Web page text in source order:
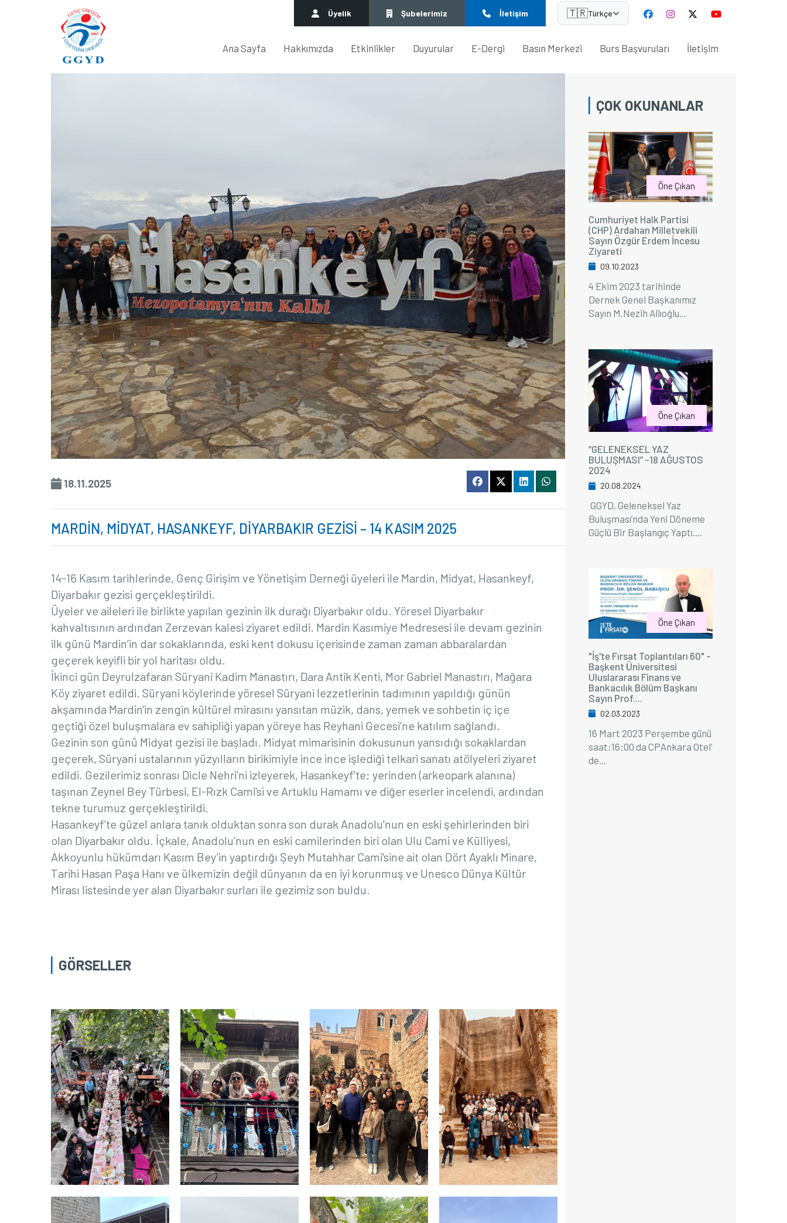
Üyelik Şubelerimiz İletişim 🇹🇷Türkçe
Ana Sayfa Hakkımızda Etkinlikler Duyurular E-Dergi Basın Merkezi Burs Başvuruları İletişim
18.11.2025
MARDİN, MİDYAT, HASANKEYF, DİYARBAKIR GEZİSİ – 14 KASIM 2025
14-16 Kasım tarihlerinde, Genç Girişim ve Yönetişim Derneği üyeleri ile Mardin, Midyat, Hasankeyf,
Diyarbakır gezisi gerçekleştirildi.
Üyeler ve aileleri ile birlikte yapılan gezinin ilk durağı Diyarbakır oldu. Yöresel Diyarbakır
kahvaltısının ardından Zerzevan kalesi ziyaret edildi. Mardin Kasımiye Medresesi ile devam gezinin
ilk günü Mardin’in dar sokaklarında, eski kent dokusu içerisinde zaman zaman abbaralardan
geçerek keyifli bir yol haritası oldu.
İkinci gün Deyrulzafaran Süryani Kadim Manastırı, Dara Antik Kenti, Mor Gabriel Manastırı, Mağara
Köy ziyaret edildi. Süryani köylerinde yöresel Süryani lezzetlerinin tadımının yapıldığı günün
akşamında Mardin'in zengin kültürel mirasını yansıtan müzik, dans, yemek ve sohbetin iç içe
geçtiği özel buluşmalara ev sahipliği yapan yöreye has Reyhani Gecesi’ne katılım sağlandı.
Gezinin son günü Midyat gezisi ile başladı. Midyat mimarisinin dokusunun yansıdığı sokaklardan
geçerek, Süryani ustalarının yüzyılların birikimiyle ince ince işlediği telkari sanatı atölyeleri ziyaret
edildi. Gezilerimiz sonrası Dicle Nehri’ni izleyerek, Hasankeyf'te; yerinden (arkeopark alanına)
taşınan Zeynel Bey Türbesi, El-Rızk Cami'si ve Artuklu Hamamı ve diğer eserler incelendi, ardından
tekne turumuz gerçekleştirildi.
Hasankeyf’te güzel anlara tanık olduktan sonra son durak Anadolu'nun en eski şehirlerinden biri
olan Diyarbakır oldu. İçkale, Anadolu’nun en eski camilerinden biri olan Ulu Cami ve Külliyesi,
Akkoyunlu hükümdarı Kasım Bey’in yaptırdığı Şeyh Mutahhar Cami'sine ait olan Dört Ayaklı Minare,
Tarihi Hasan Paşa Hanı ve ülkemizin değil dünyanın da en iyi korunmuş ve Unesco Dünya Kültür
Mirası listesinde yer alan Diyarbakır surları ile gezimiz son buldu.
GÖRSELLER
ÇOK OKUNANLAR
Öne Çıkan
Cumhuriyet Halk Partisi
(CHP) Ardahan Milletvekili
Sayın Özgür Erdem İncesu
Ziyareti
09.10.2023
4 Ekim 2023 tarihinde
Dernek Genel Başkanımız
Sayın M.Nezih Allıoğlu...
Öne Çıkan
“GELENEKSEL YAZ
BULUŞMASI” -18 AĞUSTOS
2024
20.08.2024
GGYD, Geleneksel Yaz
Buluşması’nda Yeni Döneme
Güçlü Bir Başlangıç Yaptı....
Öne Çıkan
"İş'te Fırsat Toplantıları 60" -
Başkent Üniversitesi
Uluslararası Finans ve
Bankacılık Bölüm Başkanı
Sayın Prof....
02.03.2023
16 Mart 2023 Perşembe günü
saat:16:00 da CPAnkara Otel’
de...